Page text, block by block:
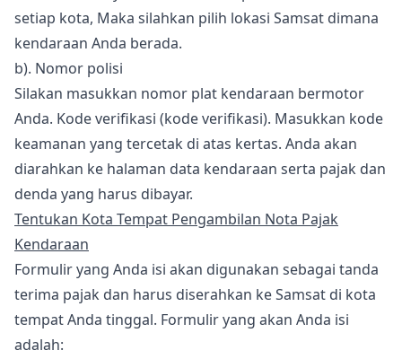
setiap kota, Maka silahkan pilih lokasi Samsat dimana
kendaraan Anda berada.
b). Nomor polisi
Silakan masukkan nomor plat kendaraan bermotor
Anda. Kode verifikasi (kode verifikasi). Masukkan kode
keamanan yang tercetak di atas kertas. Anda akan
diarahkan ke halaman data kendaraan serta pajak dan
denda yang harus dibayar.
Tentukan Kota Tempat Pengambilan Nota Pajak
Kendaraan
Formulir yang Anda isi akan digunakan sebagai tanda
terima pajak dan harus diserahkan ke Samsat di kota
tempat Anda tinggal. Formulir yang akan Anda isi
adalah: